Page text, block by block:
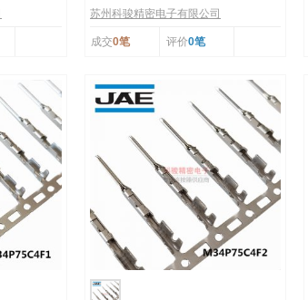
苏州科骏精密电子有限公司
成交0笔 评价0笔